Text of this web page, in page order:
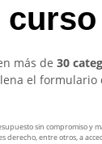
más de 30
el
sin compromiso
derecho, entre otros, a